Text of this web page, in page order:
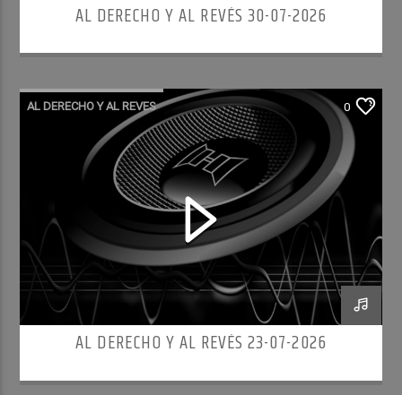
AL DERECHO Y AL REVÉS 30-07-2026
AL DERECHO Y AL REVES 0
AL DERECHO Y AL REVÉS 23-07-2026